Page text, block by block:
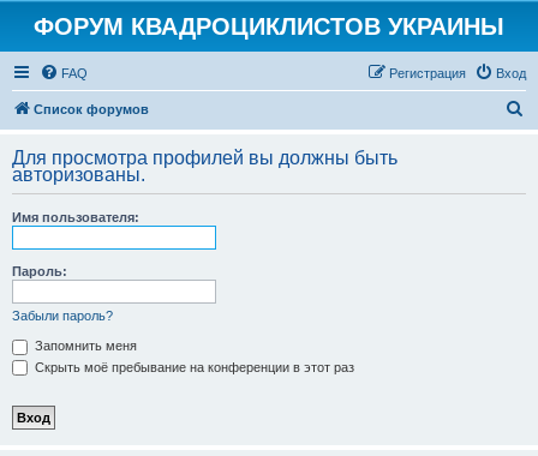
ФОРУМ КВАДРОЦИКЛИСТОВ УКРАИНЫ
FAQ Вход
Регистрация
Список форумов
с
Для просмотра профилей вы должны быть
авторизованы.
Имя пользователя:
Пароль:
Забыли пароль?
Запомнить меня
Скрыть моё пребывание на конференции в этот раз